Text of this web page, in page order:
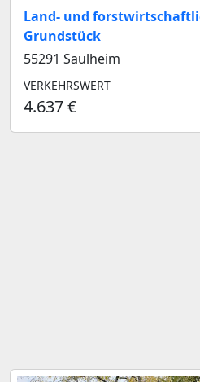
Land- und
Grundstück
55291 Saulheim
VERKEHRSWERT
4.637 €